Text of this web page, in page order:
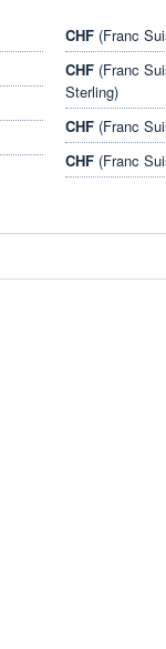
CHF(Franc
CHF(Franc
Sterling)
CHF(Franc
CHF(Franc